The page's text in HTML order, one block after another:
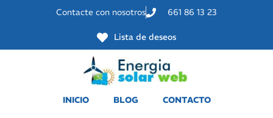
Contacte con nosotros 661 86 13 23
Lista de deseos
INICIO BLOG CONTACTO